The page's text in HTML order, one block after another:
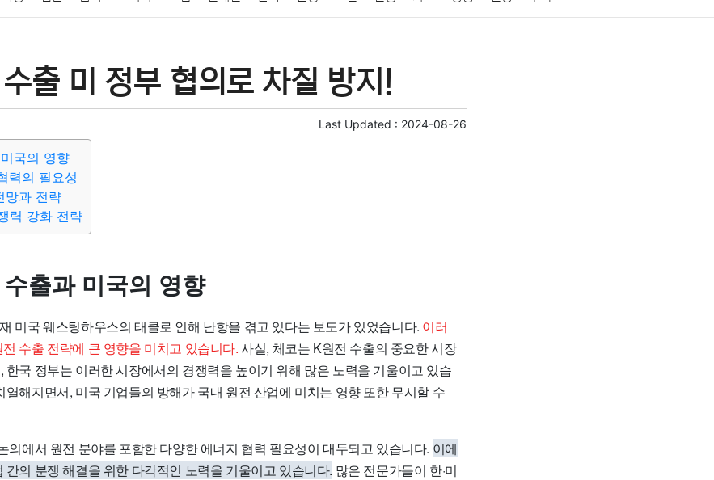
정치 건강 의료 의학 경제 마케팅 부동산 외국어 교육 교통
출 미 정부 협의로 차질 방지!
Last Updated : 2024-08-26
국의 영향
력의 필요성
망과 전략
력 강화 전략
출과 미국의 영향
미국 웨스팅하우스의 태클로 인해 난항을 겪고 있다는 보도가 있었습니다. 이러
수출 전략에 큰 영향을 미치고 있습니다.사실, 체코는 K원전 수출의 중요한 시장
한국 정부는 이러한 시장에서의 경쟁력을 높이기 위해 많은 노력을 기울이고 있습
열해지면서, 미국 기업들의 방해가 국내 원전 산업에 미치는 영향 또한 무시할 수
의에서 원전 분야를 포함한 다양한 에너지 협력 필요성이 대두되고 있습니다. 이에
간의 분쟁 해결을 위한 다각적인 노력을 기울이고 있습니다. 많은 전문가들이 한·미